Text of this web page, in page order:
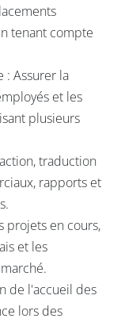
tenant compte
: Assurer la
et les
plusieurs
traduction
rapports et
projets en cours,
et les
de l'accueil des
lors des